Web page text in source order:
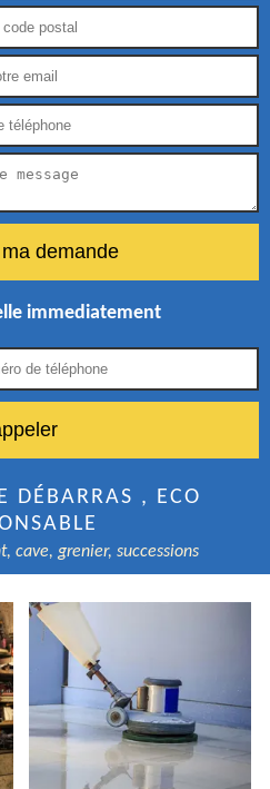
immediatement
DÉBARRAS , ECO
cave, grenier, successions